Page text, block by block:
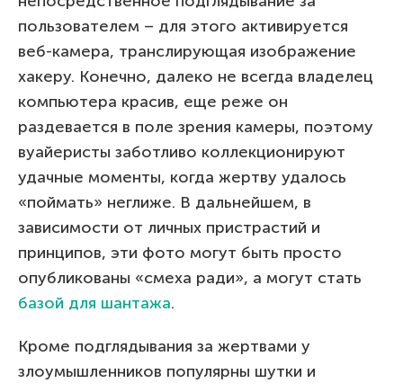
пользователем – для этого активируется
веб-камера, транслирующая изображение
хакеру. Конечно, далеко не всегда владелец
компьютера красив, еще реже он
раздевается в поле зрения камеры, поэтому
вуайеристы заботливо коллекционируют
удачные моменты, когда жертву удалось
«поймать» неглиже. В дальнейшем, в
зависимости от личных пристрастий и
принципов, эти фото могут быть просто
опубликованы «смеха ради», а могут стать
базой для шантажа.
Кроме подглядывания за жертвами у
злоумышленников популярны шутки и